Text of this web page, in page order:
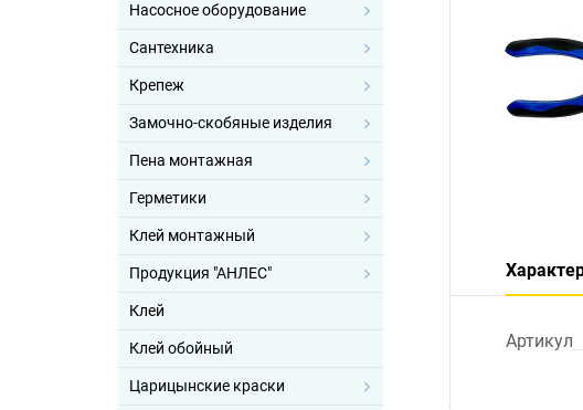
Насосное оборудование
Сантехника
Крепеж
Замочно-скобяные изделия
Пена монтажная
Герметики
Клей монтажный
Продукция "АНЛЕС"
Клей
Клей обойный
Царицынские краски
Артикул